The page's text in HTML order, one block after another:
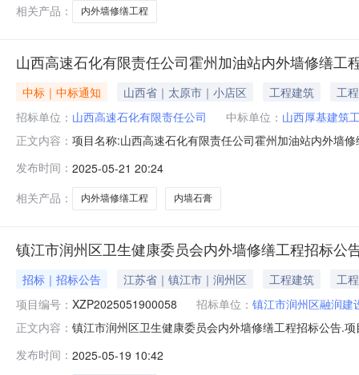
相关产品：
内外墙修缮工程
山西高速石化有限责任公司霍州加油站内外墙修缮工
中标｜中标通知 山西省｜太原市｜小店区 工程建筑
工程
招标单位： 山西高速石化有限责任公司 中标单位： 山西厚基建筑
正文内容： 项目名称:山西高速石化有限责任公司霍州加油站内外墙
修缮工程采购项目直接采购结果公告山西高速石化有限
发布时间： 2025-05-21 20:24
相关产品：
内外墙修缮工程 内墙石膏
镇江市润州区卫生健康委员会内外墙修缮工程招标公
招标｜招标公告 江苏省｜镇江市｜润州区 工程建筑
工程
项目编号： XZP2025051900058 招标单位： 镇江市润州区融润建
正文内容： 镇江市润州区卫生健康委员会内外墙修缮工程招标公告.
市润州区融润建设产业发展有限公司,本项目已具备招标
发布时间： 2025-05-19 10:42